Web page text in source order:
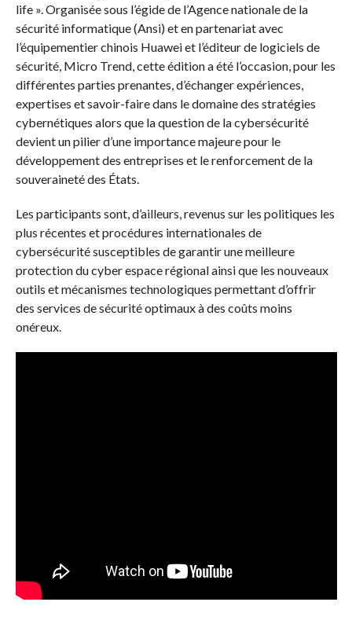
life ». Organisée sous l’égide de l’Agence nationale de la
sécurité informatique (Ansi) et en partenariat avec
l’équipementier chinois Huawei et l’éditeur de logiciels de
sécurité, Micro Trend, cette édition a été l’occasion, pour les
différentes parties prenantes, d’échanger expériences,
expertises et savoir-faire dans le domaine des stratégies
cybernétiques alors que la question de la cybersécurité
devient un pilier d’une importance majeure pour le
développement des entreprises et le renforcement de la
souveraineté des États.
Les participants sont, d’ailleurs, revenus sur les politiques les
plus récentes et procédures internationales de
cybersécurité susceptibles de garantir une meilleure
protection du cyber espace régional ainsi que les nouveaux
outils et mécanismes technologiques permettant d’offrir
des services de sécurité optimaux à des coûts moins
onéreux.